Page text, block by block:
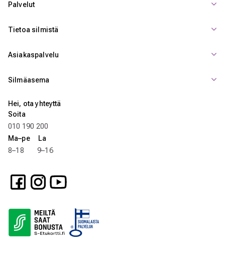
Palvelut
Tietoa silmistä
Asiakaspalvelu
Silmäasema
Hei, ota yhteyttä
Soita
010 190 200
Ma–pe La
8–18 9–16